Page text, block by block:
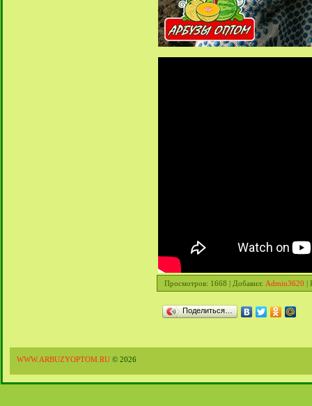
Просмотров: 1668 | Добавил: Admin3620 |
Поделиться…
WWW.ARBUZYOPTOM.RU © 2026